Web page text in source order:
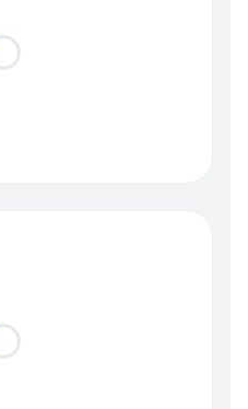
Loading...
Loading...